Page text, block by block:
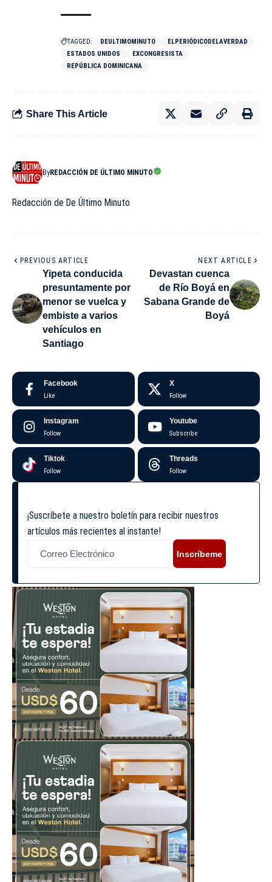
TAGGED: DEULTIMOMINUTO
ELPERIÓDICODELAVERDAD
ESTADOS UNIDOS
EXCONGRESISTA
REPÚBLICA DOMINICANA
Share This Article
ByREDACCIÓN DE ÚLTIMO MINUTO
Redacción de De Último Minuto
PREVIOUS ARTICLE
Yipeta conducida
presuntamente por
menor se vuelca y
embiste a varios
vehículos en
Santiago
NEXT ARTICLE
Devastan cuenca
de Río Boyá en
Sabana Grande de
Boyá
Facebook
Like
X
Follow
Instagram
Follow
Youtube
Subscribe
Tiktok
Follow
Threads
Follow
¡Suscríbete a nuestro boletín para recibir nuestros
artículos más recientes al instante!
Inscríbeme